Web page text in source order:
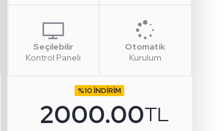
Seçilebilir
Kontrol Paneli
Otomatik
Kurulum
%10 İNDİRİM
2000.00TL